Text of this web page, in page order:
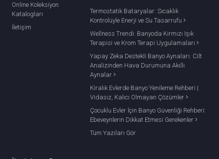
Online Koleksiyon
Katalogları
İletişim
Termostatik Bataryalar: Sıcaklık
Kontrolüyle Enerji ve Su Tasarrufu
Wellness Trendi: Banyoda Kırmızı Işık
Terapisi ve Krom Terapi Uygulamaları
Yapay Zeka Destekli Banyo Aynaları: Cilt
Analizinden Hava Durumuna Akıllı
Aynalar
Kiralık Evlerde Banyo Yenileme Rehberi |
Vidasız, Kalıcı Olmayan Çözümler
Çocuklu Evler İçin Banyo Güvenliği Rehberi:
Ebeveynlerin Dikkat Etmesi Gerekenler
Tüm Yazıları Gör